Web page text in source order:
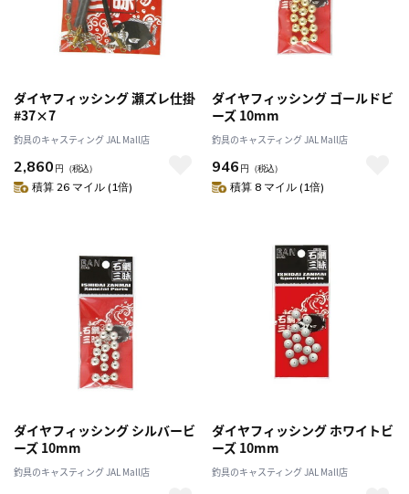
ダイヤフィッシング 瀬ズレ仕掛
#37×7
釣具のキャスティング JAL Mall店
2,860 円 （税込）
積算 26 マイル (1倍)
ダイヤフィッシング ゴールドビ
ーズ 10mm
釣具のキャスティング JAL Mall店
946 円 （税込）
積算 8 マイル (1倍)
ダイヤフィッシング シルバービ
ーズ 10mm
釣具のキャスティング JAL Mall店
ダイヤフィッシング ホワイトビ
ーズ 10mm
釣具のキャスティング JAL Mall店